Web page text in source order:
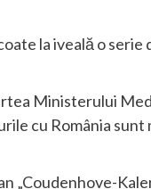
la iveală o
Ministerului
cu România
„Coudenhove-